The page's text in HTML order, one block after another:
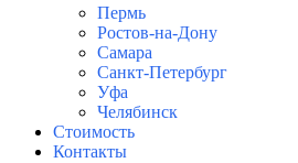
Пермь
Ростов-на-Дону
Самара
Санкт-Петербург
Уфа
Челябинск
Стоимость
Контакты